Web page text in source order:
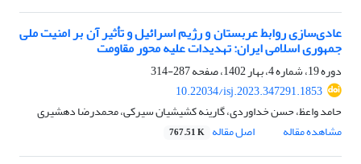
عادی‌سازی روابط عربستان و رژیم اسرائیل و تأثیر آن بر امنیت ملی
جمهوری اسلامی ایران: تهدیدات علیه محور مقاومت
دوره 19، شماره 4، بهار 1402، صفحه
287-314
10.22034/isj.2023.347291.1853
حامد واعظ، حسن خداوردی، گارینه کشیشیان سیرکی، محمدرضا دهشیری
مشاهده مقاله
اصل مقاله 767.51 K